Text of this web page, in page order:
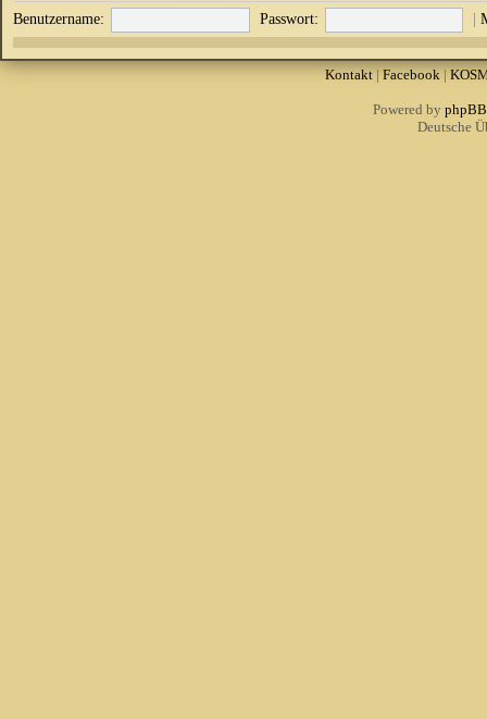
Benutzername: Passwort: |
Kontakt| Facebook|
Powered by phpBB
Deutsche